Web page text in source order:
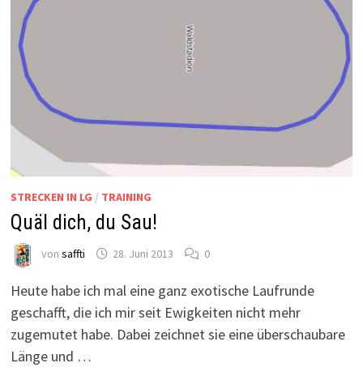
STRECKEN IN LG / TRAINING
Quäl dich, du Sau!
von saffti 28. Juni 2013 0
Heute habe ich mal eine ganz exotische Laufrunde
geschafft, die ich mir seit Ewigkeiten nicht mehr
zugemutet habe. Dabei zeichnet sie eine überschaubare
Länge und …